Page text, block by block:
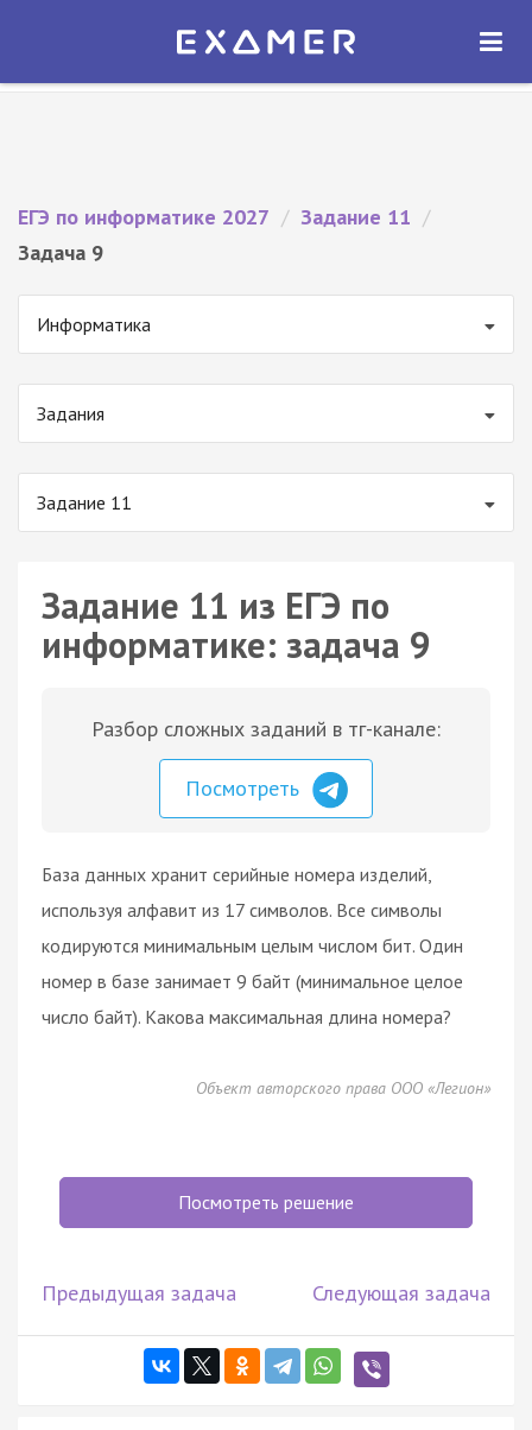
Экзамер — ЕГЭ 2027
ОТКРЫТЬ
ЕГЭ по информатике 2027 / Задание 11 /
Задача 9
Информатика
Задания
Задание 11
Задание 11 из ЕГЭ по
информатике: задача 9
Разбор сложных заданий в тг-канале:
Посмотреть
База данных хранит серийные номера изделий,
используя алфавит из 17 символов. Все символы
кодируются минимальным целым числом бит. Один
номер в базе занимает 9 байт (минимальное целое
число байт). Какова максимальная длина номера?
Объект авторского права ООО «Легион»
Посмотреть решение
Предыдущая задача Следующая задача